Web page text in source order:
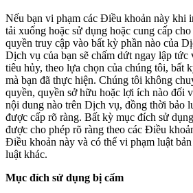
Nếu bạn vi phạm các Điều khoản này khi
tải xuống hoặc sử dụng hoặc cung cấp
quyền truy cập vào bất kỳ phần nào của
Dịch vụ của bạn sẽ chấm dứt ngay lập tức
tiêu hủy, theo lựa chọn của chúng tôi, bất
mà bạn đã thực hiện. Chúng tôi không
quyền, quyền sở hữu hoặc lợi ích nào đối
nội dung nào trên Dịch vụ, đồng thời bảo
được cấp rõ ràng. Bất kỳ mục đích sử
được cho phép rõ ràng theo các Điều
Điều khoản này và có thể vi phạm luật
luật khác.
Mục đích sử dụng bị cấm